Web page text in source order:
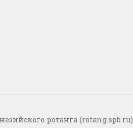
ротанга (rotang.spb.ru)